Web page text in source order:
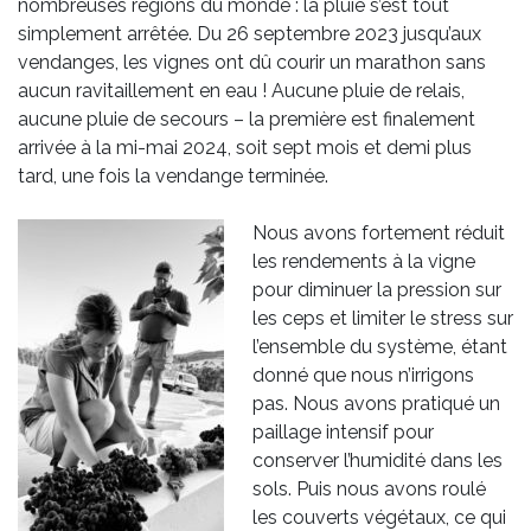
nombreuses régions du monde : la pluie s’est tout
simplement arrêtée. Du 26 septembre 2023 jusqu’aux
vendanges, les vignes ont dû courir un marathon sans
aucun ravitaillement en eau ! Aucune pluie de relais,
aucune pluie de secours – la première est finalement
arrivée à la mi-mai 2024, soit sept mois et demi plus
tard, une fois la vendange terminée.
Nous avons fortement réduit
les rendements à la vigne
pour diminuer la pression sur
les ceps et limiter le stress sur
l’ensemble du système, étant
donné que nous n’irrigons
pas. Nous avons pratiqué un
paillage intensif pour
conserver l’humidité dans les
sols. Puis nous avons roulé
les couverts végétaux, ce qui